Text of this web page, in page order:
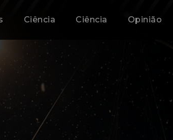
Ciência Ciência Opinião